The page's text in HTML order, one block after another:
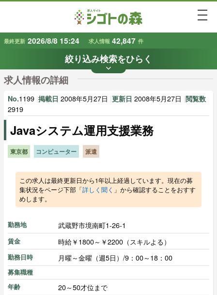
最終更新 2026/8/8 15:24 求人情報 42,847 件
絞り込み検索をひらく
keyboard_arrow_down
条件から探す
地域 で探す 業種で探す
雇用形態で探す 賃金で探す
求人情報の詳細
No.1199 掲載日 2008年5月27日 更新日 2008年5月27日 閲覧数
2919
Javaシステム運用支援業務
東京都 コンピューター 派遣
この求人は最終更新日から1年以上経過しています。現在の募
集状況をページ下部「詳しく聞く 」から確認することをおすす
めします。
勤務地 武蔵野市境南町1-26-1
賃金 時給￥1800～￥2200（スキルよる）
勤務日時 月曜～金曜（週5日）/9：00～18：00
募集職種
年齢
20～50才位まで